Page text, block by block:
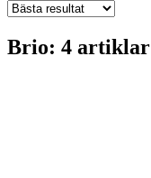
Brio: 4 artiklar